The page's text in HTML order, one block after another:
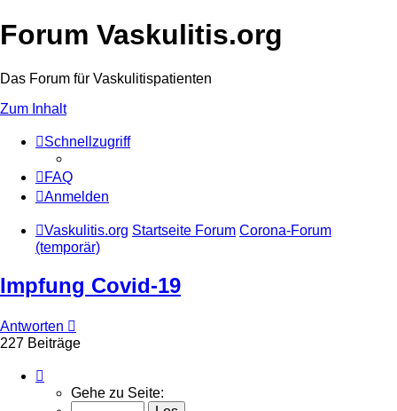
Forum Vaskulitis.org
Das Forum für Vaskulitispatienten
Zum Inhalt
Schnellzugriff
FAQ
Anmelden
Vaskulitis.org Startseite Forum Corona-Forum
(temporär)
Impfung Covid-19
Antworten
227 Beiträge
23
Gehe zu Seite: